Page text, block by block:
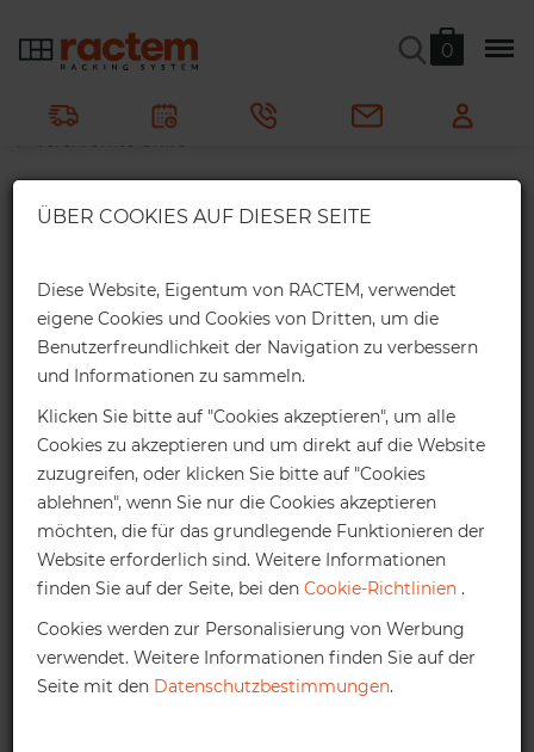
Verchromte Griffe
Ractem Metallregale Ladenregale
Gitterregale
Verchromte Griffe
Es ist das ideale Zubehör für Wagen aus
verchromtem Stahl
auf Lager
0
Erhalten Sie einen exklusiven Online-
Rabatt für Ihre Webshop-Bestellung:
Bis 1.000€ *
Online-Rabatt
Bis 2.000€ *
4%
Online-Rabatt
Höherer Auftragswert:
Ihnen ein persönliches Angebot zu unterbreiten.
kontakt@ractem.de
ÜBER COOKIES AUF DIESER SEITE
Diese Website, Eigentum von RACTEM, verwendet
eigene Cookies und Cookies von Dritten, um die
Benutzerfreundlichkeit der Navigation zu verbessern
und Informationen zu sammeln.
Klicken Sie bitte auf "Cookies akzeptieren", um alle
Cookies zu akzeptieren und um direkt auf die Website
zuzugreifen, oder klicken Sie bitte auf "Cookies
ablehnen", wenn Sie nur die Cookies akzeptieren
möchten, die für das grundlegende Funktionieren der
Website erforderlich sind. Weitere Informationen
finden Sie auf der Seite, bei den Cookie-Richtlinien .
Cookies werden zur Personalisierung von Werbung
verwendet. Weitere Informationen finden Sie auf der
Seite mit den Datenschutzbestimmungen.